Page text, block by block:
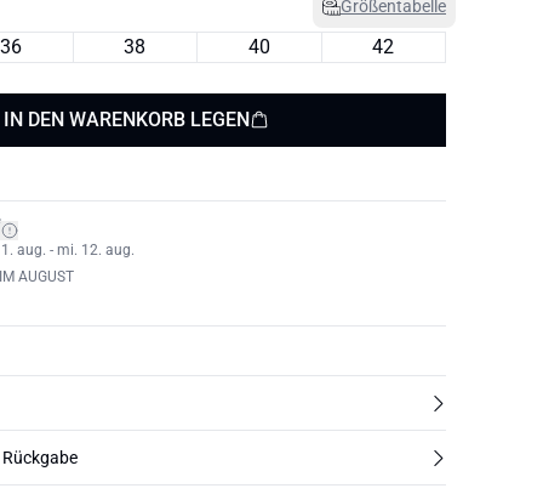
Größentabelle
36 38 40 42
IN DEN WARENKORB LEGEN
aug. - mi. 12. aug.
AUGUST